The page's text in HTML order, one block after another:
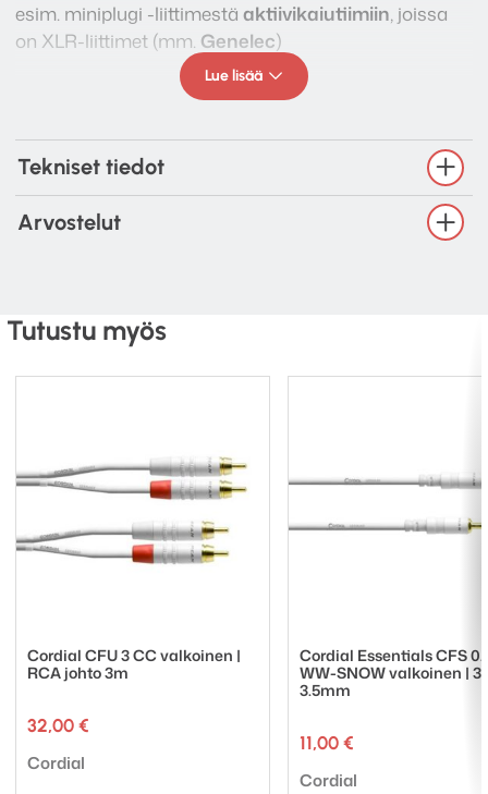
esim. miniplugi -liittimestä aktiivikaiutiimiin, joissa
on XLR-liittimet (mm. Genelec)
3.5mm stereo – 2 x XLR
1 kpl / stereokaapeli
Väri: musta
Lue lisää
Tekniset tiedot
Arvostelut
Tutustu myös
Cordial CFU 3 CC valkoinen |
RCA johto 3m
32,00 €
Tuotemerkki:
Cordial
Cordial Essentials CFS
WW-SNOW valkoinen |
3.5mm
11,00 €
Tuotemerkki:
Cordial